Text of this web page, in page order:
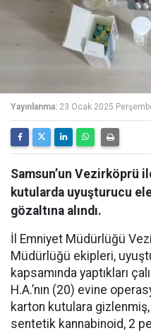
Yayınlanma: 23 Ocak 2025
Samsun’un Vezirköprü
kutularda uyuşturucu
gözaltına alındı.
İl Emniyet Müdürlüğü
Müdürlüğü ekipleri,
kapsamında yaptıkları
H.A.’nın (20) evine
karton kutulara
sentetik kannabinoid, 2